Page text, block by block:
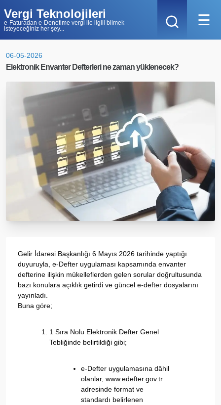
Vergi Teknolojileri
e-Faturadan e-Denetime vergi ile ilgili bilmek
isteyeceğiniz her şey...
☰
06-05-2026
Elektronik Envanter Defterleri ne zaman yüklenecek?
Gelir İdaresi Başkanlığı 6 Mayıs 2026 tarihinde yaptığı
duyuruyla, e-Defter uygulaması kapsamında envanter
defterine ilişkin mükelleflerden gelen sorular doğrultusunda
bazı konulara açıklık getirdi ve güncel e-defter dosyalarını
yayınladı.
Buna göre;
1 Sıra Nolu Elektronik Defter Genel
Tebliğinde belirtildiği gibi;
e-Defter uygulamasına dâhil
olanlar, www.edefter.gov.tr
adresinde format ve
standardı belirlenen